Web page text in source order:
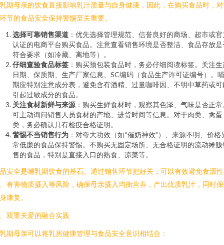
期母亲的饮食直接影响乳汁质量与自身健康，因此，在购买食品时，
节的食品安全保持警惕至关重要。
选择可靠销售渠道 ：优先选择管理规范、信誉良好的商场、超市或
认证的电商平台购买食品。注意查看销售环境是否整洁、食品存放是
符合要求（如冷藏、离地等）。
仔细查验食品标签 ：购买预包装食品时，务必仔细阅读标签。关注
日期、保质期、生产厂家信息、SC编码（食品生产许可证编号）。
期应特别注意成分表，避免含有酒精、过量咖啡因、不明中草药或可
引起过敏成分的食品。
关注食材新鲜与来源 ：购买生鲜食材时，观察其色泽、气味是否正
可主动询问销售人员食材的产地、进货时间等信息。对于肉类、禽蛋
类，务必确认具有检疫合格证明。
警惕不当销售行为 ：对夸大功效（如“催奶神效”）、来源不明、价格
常低廉的食品保持警惕。不购买无固定场所、无合格证明的流动摊贩
售的食品，特别是直接入口的熟食、凉菜等。
安全是哺乳期饮食的基石。通过销售环节把好关，可以有效避免食源
有害物质摄入等风险，确保母亲摄入均衡营养，产出优质乳汁，同时
康复。
双重关爱的融合实践
期母亲可以将乳房健康管理与食品安全意识相结合：